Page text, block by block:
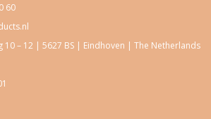
60
10 – 12 | 5627 BS | Eindhoven | The Netherlands